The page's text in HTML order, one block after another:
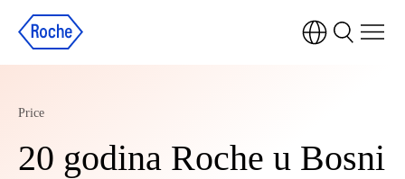
Price
20 godina Roche u Bosni